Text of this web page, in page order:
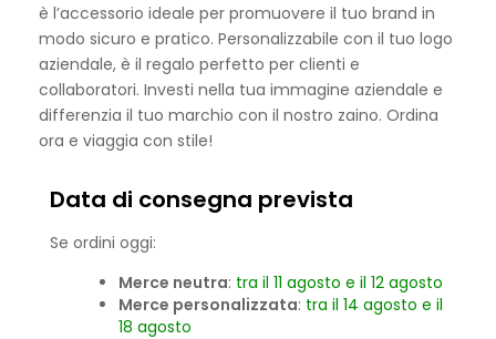
è l’accessorio ideale per promuovere il tuo brand in
modo sicuro e pratico. Personalizzabile con il tuo logo
aziendale, è il regalo perfetto per clienti e
collaboratori. Investi nella tua immagine aziendale e
differenzia il tuo marchio con il nostro zaino. Ordina
ora e viaggia con stile!
Data di consegna prevista
Se ordini oggi:
Merce neutra: tra il 11 agosto e il 12 agosto
Merce personalizzata: tra il 14 agosto e il
18 agosto